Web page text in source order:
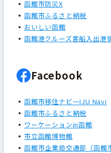
函館市防災X
函館市ふるさと納税
おいしい函館
函館港クルーズ客船入出港
Facebook
函館市移住ナビーIJU Navi
函館市ふるさと納税
ワーケーションin函館
市立函館博物館
函館市企業局交通部（函館